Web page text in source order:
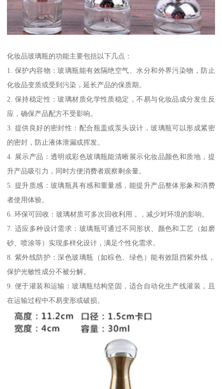
化妆品玻璃瓶的功能主要包括以下几点：
1. 保护内容物：玻璃瓶能有效隔绝空气、水分和外界污染物，防止
化妆品变质或受到污染，延长产品的保质期。
2. 保持稳定性：玻璃材质化学性质稳定，不易与化妆品成分发生反
应，确保产品配方不受影响。
3. 提供良好的密封性：配合瓶盖或泵头设计，玻璃瓶可以形成紧密
的密封，防止液体泄漏或挥发。
4. 展示产品：透明或彩色玻璃瓶能清晰展示化妆品颜色和质地，提
升产品吸引力，同时方便消费者观察剩余量。
5. 提升质感：玻璃瓶具有感和重量感，能提升产品整体形象和消费
者使用体验。
6. 环保可回收：玻璃材质可多次回收利用，，减少对环境的影响。
7. 适应多种设计需求：玻璃瓶可通过不同形状、颜色和工艺（如磨
砂、喷涂等）实现多样化设计，满足个性化需求。
8. 紫外线防护：深色玻璃瓶（如棕色、绿色）能有效阻挡紫外线，
保护光敏性成分不被分解。
9. 便于灌装和运输：玻璃瓶结构坚固，适合自动化生产线灌装，且
在运输过程中不易变形或破损。